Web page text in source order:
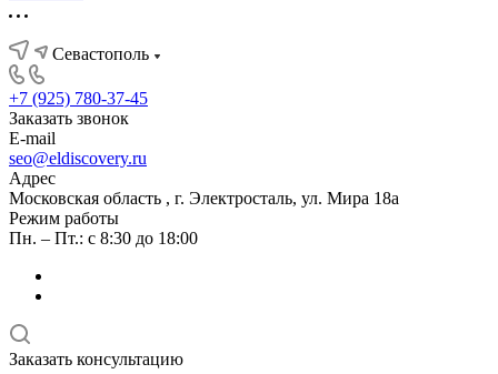
Севастополь
+7 (925) 780-37-45
Заказать звонок
E-mail
seo@eldiscovery.ru
Адрес
Московская область , г. Электросталь, ул. Мира 18а
Режим работы
Пн. – Пт.: с 8:30 до 18:00
Заказать консультацию